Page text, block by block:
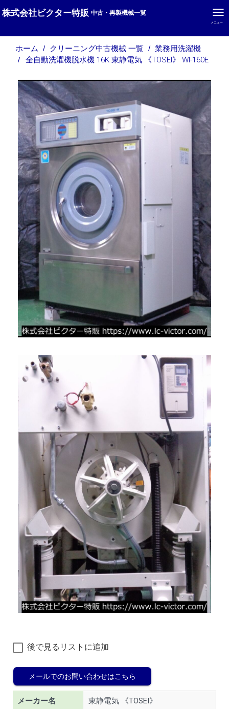
メニュー
株式会社ビクター特販 中古・再製機械一覧
ホーム クリーニング中古機械 一覧 業務用洗濯機
全自動洗濯機脱水機 16K 東静電気 《TOSEI》 WI-160E
後で見るリストに追加
メールでのお問い合わせはこちら
メーカー名 東静電気 《TOSEI》